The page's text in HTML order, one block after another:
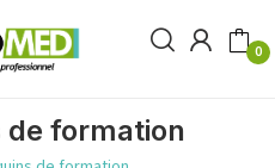
0
formation